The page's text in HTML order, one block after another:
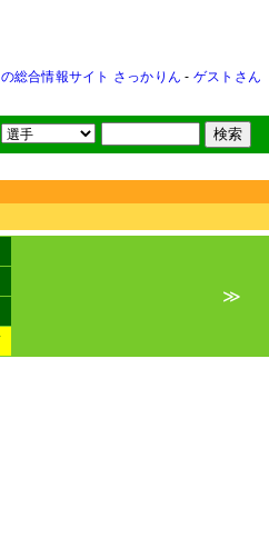
総合情報サイト さっかりん - ゲストさん
≫